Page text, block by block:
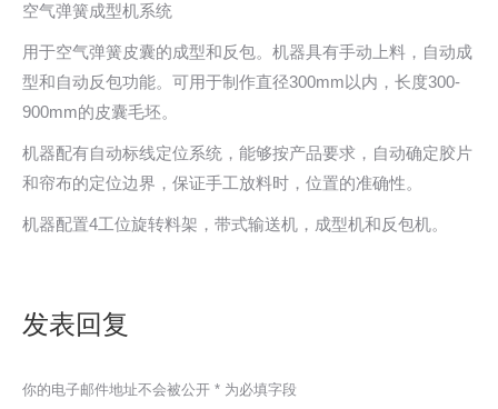
空气弹簧成型机系统
用于空气弹簧皮囊的成型和反包。机器具有手动上料，自动成
型和自动反包功能。可用于制作直径300mm以内，长度300-
900mm的皮囊毛坯。
机器配有自动标线定位系统，能够按产品要求，自动确定胶片
和帘布的定位边界，保证手工放料时，位置的准确性。
机器配置4工位旋转料架，带式输送机，成型机和反包机。
发表回复
你的电子邮件地址不会被公开 * 为必填字段